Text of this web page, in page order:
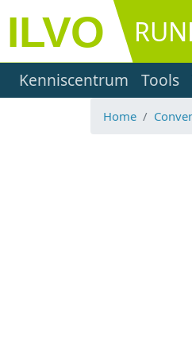
Overslaan en naar de inhoud
Main
Kenniscentrum Tools
Home